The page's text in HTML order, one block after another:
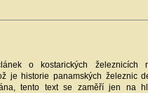
o kostarických železnicích
je historie panamských železnic
tento text se zaměří jen na